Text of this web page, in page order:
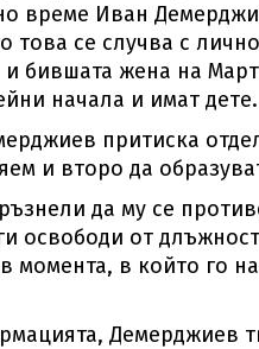
време Иван
това се случва с
и бившата жена на
начала и имат дете.
притиска
и второ да
да му се
освободи от
момента, в който го
Демерджиев